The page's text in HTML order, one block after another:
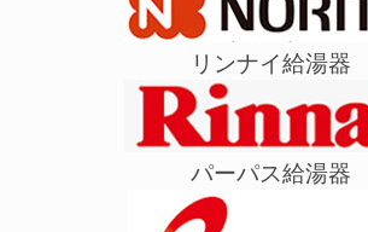
リンナイ給湯器
パーパス給湯器